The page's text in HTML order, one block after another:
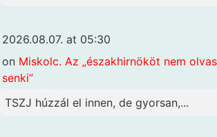
2026.08.07. at 05:30
on Miskolc. Az „északhirnököt nem
senki”
TSZJ húzzál el innen, de gyorsan,...